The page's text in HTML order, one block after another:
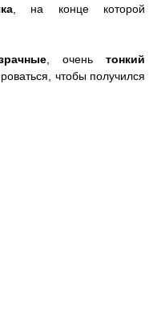
, на конце которой
, очень тонкий
чтобы получился